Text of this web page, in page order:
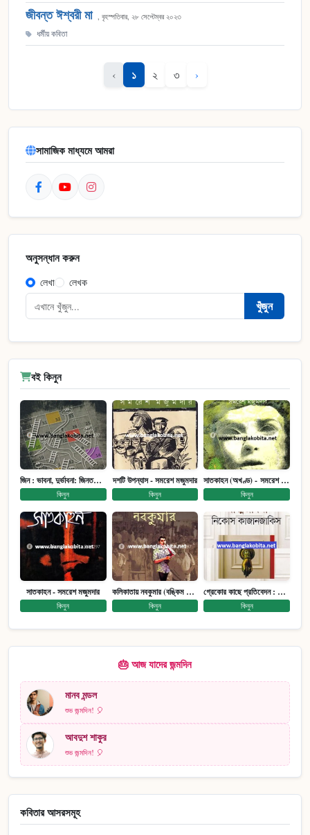
জীবন্ত ঈশ্বরী মা , বৃহস্পতিবার, ২৮ সেপ্টেম্বর ২০২৩
ধর্মীয় কবিতা
‹ ১ ২ ৩ ›
সামাজিক মাধ্যমে আমরা
অনুসন্ধান করুন
লেখা লেখক
খুঁজুন
বই কিনুন
জিন : ভাবনা, দুর্ভাবনা: জিনতত্ত্ব সমাজ ইতিহাস (পেপারব্যাক)
কিনুন
দশটি উপন্যাস - সমরেশ মজুমদার
কিনুন
সাতকাহন (অখণ্ড) - সমরেশ মজুমদার
কিনুন
সাতকাহন - সমরেশ মজুমদার
কিনুন
কলিকাতায় নবকুমার (বঙ্কিম পুরষ্কারে সম্মানিত)(মানবিক মেগা উপন্যাস)
কিনুন
গ্রেকোর কাছে প্রতিবেদন : আত্মজীবনী
কিনুন
🎂 আজ যাদের জন্মদিন
মানব মন্ডল
শুভ জন্মদিন! 🎈
আবদুশ শাকুর
শুভ জন্মদিন! 🎈
কবিতার আসরসমূহ